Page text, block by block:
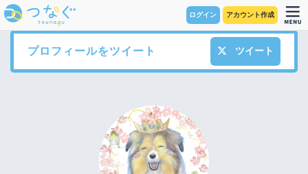
ログイン アカウント作成
プロフィールをツイート ツイート